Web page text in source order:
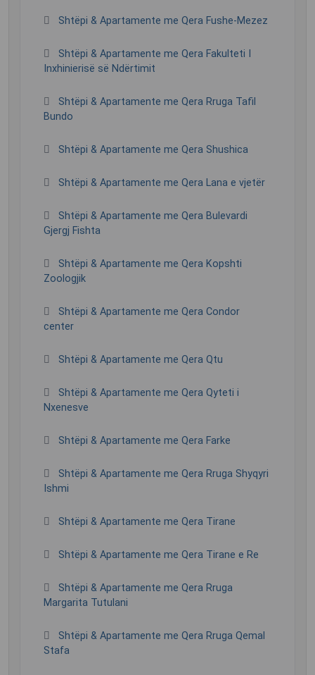
Shtëpi & Apartamente me Qera Fushe-Mezez
Shtëpi & Apartamente me Qera Fakulteti I
Inxhinierisë së Ndërtimit
Shtëpi & Apartamente me Qera Rruga Tafil
Bundo
Shtëpi & Apartamente me Qera Shushica
Shtëpi & Apartamente me Qera Lana e vjetër
Shtëpi & Apartamente me Qera Bulevardi
Gjergj Fishta
Shtëpi & Apartamente me Qera Kopshti
Zoologjik
Shtëpi & Apartamente me Qera Condor
center
Shtëpi & Apartamente me Qera Qtu
Shtëpi & Apartamente me Qera Qyteti i
Nxenesve
Shtëpi & Apartamente me Qera Farke
Shtëpi & Apartamente me Qera Rruga Shyqyri
Ishmi
Shtëpi & Apartamente me Qera Tirane
Shtëpi & Apartamente me Qera Tirane e Re
Shtëpi & Apartamente me Qera Rruga
Margarita Tutulani
Shtëpi & Apartamente me Qera Rruga Qemal
Stafa